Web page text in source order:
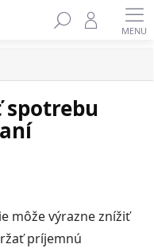
môže výrazne znížiť
príjemnú